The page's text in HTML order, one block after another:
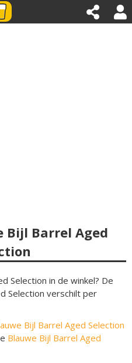
Bijl Barrel Aged
Selection in de winkel? De
Selection verschilt per
Bijl Barrel Aged Selection
Blauwe Bijl Barrel Aged